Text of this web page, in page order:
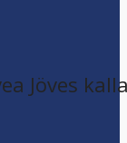
Jöves